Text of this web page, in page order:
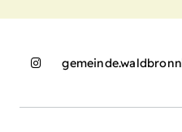
gemeinde.waldbronn